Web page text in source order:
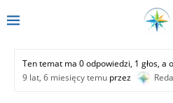
Ten temat ma 0 odpowiedzi, 1 głos, a
9 lat, 6 miesięcy temu przez